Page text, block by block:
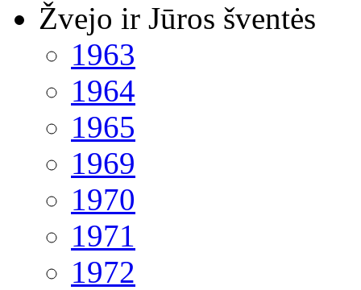
Žvejo ir Jūros šventės
1963
1964
1965
1969
1970
1971
1972